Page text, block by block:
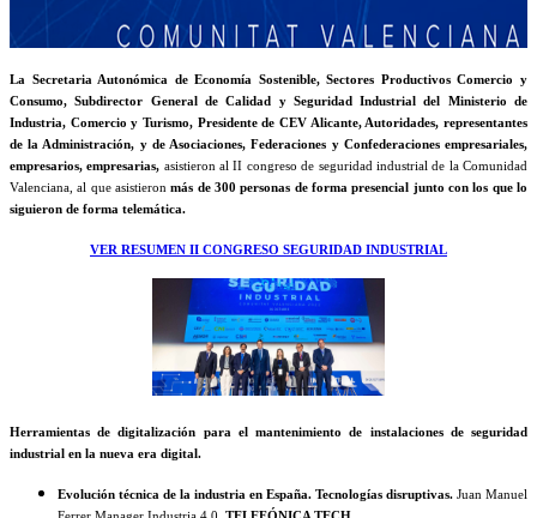
La Secretaria Autonómica de Economía Sostenible, Sectores Productivos Comercio y
Consumo, Subdirector General de Calidad y Seguridad Industrial del Ministerio de
Industria, Comercio y Turismo, Presidente de CEV Alicante, Autoridades, representantes
de la Administración, y de Asociaciones, Federaciones y Confederaciones empresariales,
empresarios, empresarias, asistieron al II congreso de seguridad industrial de la Comunidad
Valenciana, al que asistieronmás de 300 personas de forma presencial junto con los que lo
siguieron de forma telemática.
VER RESUMEN II CONGRESO SEGURIDAD INDUSTRIAL
Herramientas de digitalización para el mantenimiento de instalaciones de seguridad
industrial en la nueva era digital.
Evolución técnica de la industria en España. Tecnologías disruptivas. Juan Manuel